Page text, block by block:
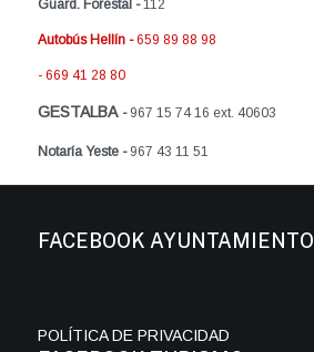
Guard. Forestal -112
Autobús Hellín -659 89 88 98
- 669 41 28 80
GESTALBA -967 15 74 16 ext. 40603
Notaría Yeste -967 43 11 51
FACEBOOK AYUNTAMIENTO
POLÍTICA DE PRIVACIDAD